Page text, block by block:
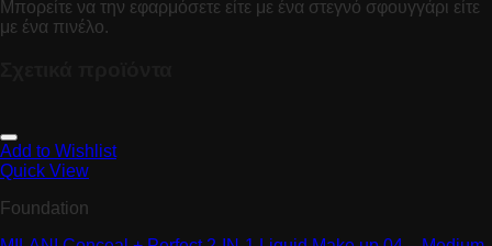
Μπορείτε να την εφαρμόσετε είτε με ένα στεγνό σφουγγάρι είτε
με ένα πινέλο.
Add to Wishlist
Quick View
Foundation